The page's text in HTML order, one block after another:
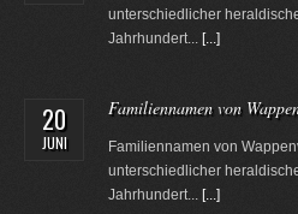
unterschiedlicher
Jahrhundert... [...]
20
JUNI
Familiennamen von
Familiennamen von
unterschiedlicher
Jahrhundert... [...]